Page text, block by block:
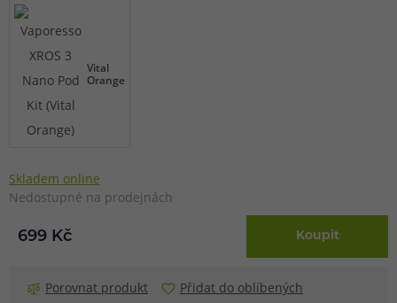
Vital
Orange
Skladem online
Nedostupné na prodejnách
699 Kč Koupit
Porovnat produkt
Přidat do oblíbených